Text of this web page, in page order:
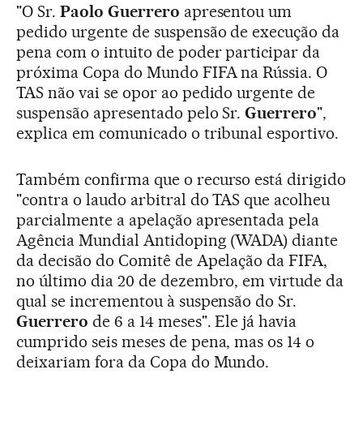
"O Sr. Paolo Guerrero apresentou um
pedido urgente de suspensão de execução da
pena com o intuito de poder participar da
próxima Copa do Mundo FIFA na Rússia. O
TAS não vai se opor ao pedido urgente de
suspensão apresentado pelo Sr.Guerrero",
explica em comunicado o tribunal esportivo.
Também confirma que o recurso está dirigido
"contra o laudo arbitral do TAS que acolheu
parcialmente a apelação apresentada pela
Agência Mundial Antidoping (WADA) diante
da decisão do Comitê de Apelação da FIFA,
no último dia 20 de dezembro, em virtude da
qual se incrementou à suspensão do Sr.
Guerrero de 6 a 14 meses". Ele já havia
cumprido seis meses de pena, mas os 14 o
deixariam fora da Copa do Mundo.